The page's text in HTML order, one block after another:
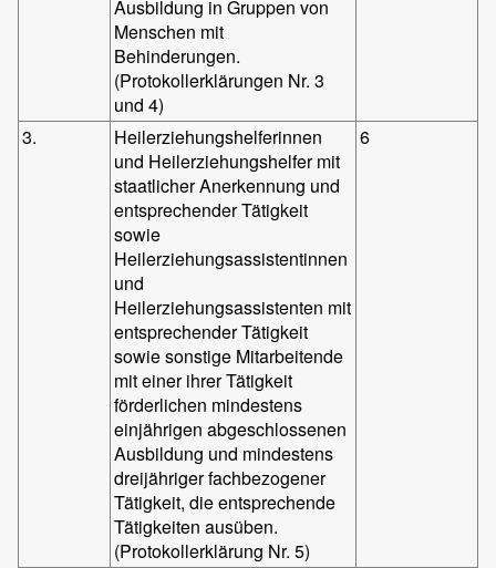
Ausbildung in Gruppen von
Menschen mit
Behinderungen.
(Protokollerklärungen Nr. 3
und 4)
3.
Heilerziehungshelferinnen
und Heilerziehungshelfer mit
staatlicher Anerkennung und
entsprechender Tätigkeit
sowie
Heilerziehungsassistentinnen
und
Heilerziehungsassistenten mit
entsprechender Tätigkeit
sowie sonstige Mitarbeitende
mit einer ihrer Tätigkeit
förderlichen mindestens
einjährigen abgeschlossenen
Ausbildung und mindestens
dreijähriger fachbezogener
Tätigkeit, die entsprechende
Tätigkeiten ausüben.
(Protokollerklärung Nr. 5)
6